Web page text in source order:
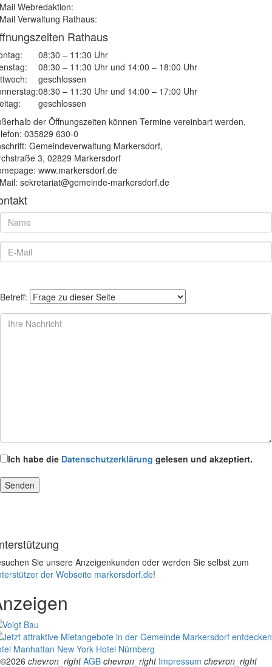
Webredaktion:
Verwaltung Rathaus:
Rathaus
08:30 – 11:30 Uhr
08:30 – 11:30 Uhr und 14:00 – 18:00 Uhr
geschlossen
08:30 – 11:30 Uhr und 14:00 – 17:00 Uhr
geschlossen
der Öffnungszeiten können Termine vereinbart werden.
035829 630-0
Gemeindeverwaltung Markersdorf,
3, 02829 Markersdorf
www.markersdorf.de
sekretariat@gemeinde-markersdorf.de
Betreff:
Ich habe die Datenschutzerklärung gelesen und akzeptiert.
Sie unsere Anzeigenkunden oder werden Sie selbst zum
der Webseite markersdorf.de!
Manhattan New York Hotel Nürnberg
©2026 chevron_right AGB chevron_right Impressum chevron_right